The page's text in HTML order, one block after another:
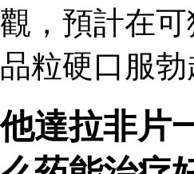
觀，預計在可
品粒硬口服
他達拉非片